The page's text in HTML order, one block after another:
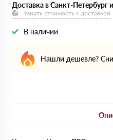
Доставка в Санкт-Петербург
Узнать стоимость с доставкой
В наличии
Нашли дешевле?